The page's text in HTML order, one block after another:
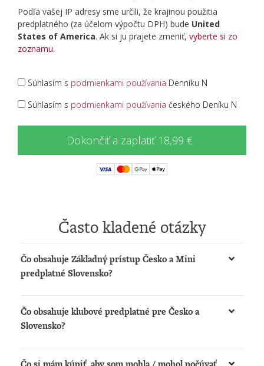
Podľa vašej IP adresy sme určili, že krajinou použitia
predplatného (za účelom výpočtu DPH) bude United
States of America. Ak si ju prajete zmeniť, vyberte si zo
zoznamu.
Súhlasím s podmienkami používania Denníku N
Súhlasím s podmienkami používania českého Deníku N
Dokončiť a zaplatiť 18,99 €
Často kladené otázky
Čo obsahuje Základný prístup Česko a Mini
predplatné Slovensko?
Získate možnosť:
čítať články nawww.denikn.cza
www.dennikn.sk
Čo obsahuje klubové predplatné pre Česko a
Slovensko?
Získate: